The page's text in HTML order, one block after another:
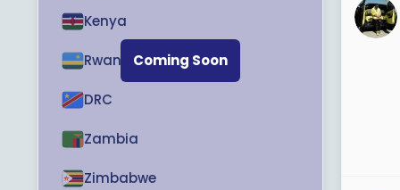
Coming Soon
Kenya
Rwanda
DRC
Zambia
Zimbabwe